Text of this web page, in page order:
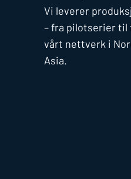
Vi leverer
– fra pilotserier til
vårt nettverk i
Asia.